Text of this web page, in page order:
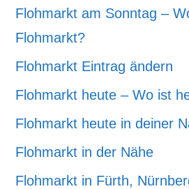
Flohmarkt am Sonntag –
Flohmarkt?
Flohmarkt Eintrag ändern
Flohmarkt heute – Wo ist
Flohmarkt heute in deiner
Flohmarkt in der Nähe
Flohmarkt in Fürth,